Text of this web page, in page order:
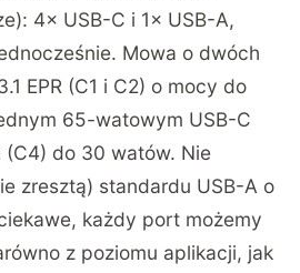
4× USB-C i 1× USB-A,
Mowa o dwóch
EPR (C1 i C2) o mocy do
65-watowym USB-C
do 30 watów. Nie
zresztą) standardu USB-A o
każdy port możemy
z poziomu aplikacji, jak